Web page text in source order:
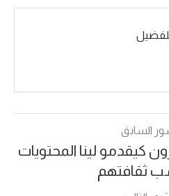
السابق
كيقدمو لينا المحتويات
ثقافتهم